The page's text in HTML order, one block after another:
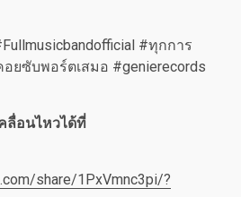
#ทุกการ
ยซับพอร์ตเสมอ #genierecords
ลื่อนไหวได้ที่
share/1PxVmnc3pi/?